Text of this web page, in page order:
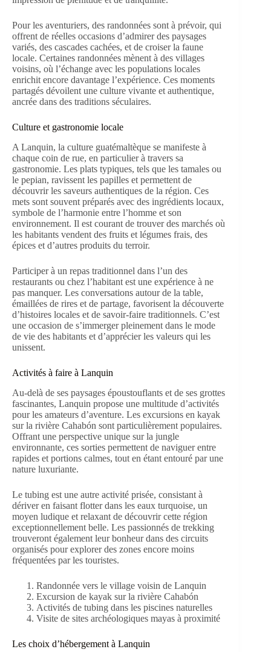
Pour les aventuriers, des randonnées sont à prévoir, qui
offrent de réelles occasions d’admirer des paysages
variés, des cascades cachées, et de croiser la faune
locale. Certaines randonnées mènent à des villages
voisins, où l’échange avec les populations locales
enrichit encore davantage l’expérience. Ces moments
partagés dévoilent une culture vivante et authentique,
ancrée dans des traditions séculaires.
Culture et gastronomie locale
A Lanquin, la culture guatémaltèque se manifeste à
chaque coin de rue, en particulier à travers sa
gastronomie. Les plats typiques, tels que les tamales ou
le pepian, ravissent les papilles et permettent de
découvrir les saveurs authentiques de la région. Ces
mets sont souvent préparés avec des ingrédients locaux,
symbole de l’harmonie entre l’homme et son
environnement. Il est courant de trouver des marchés où
les habitants vendent des fruits et légumes frais, des
épices et d’autres produits du terroir.
Participer à un repas traditionnel dans l’un des
restaurants ou chez l’habitant est une expérience à ne
pas manquer. Les conversations autour de la table,
émaillées de rires et de partage, favorisent la découverte
d’histoires locales et de savoir-faire traditionnels. C’est
une occasion de s’immerger pleinement dans le mode
de vie des habitants et d’apprécier les valeurs qui les
unissent.
Activités à faire à Lanquin
Au-delà de ses paysages époustouflants et de ses grottes
fascinantes, Lanquin propose une multitude d’activités
pour les amateurs d’aventure. Les excursions en kayak
sur la rivière Cahabón sont particulièrement populaires.
Offrant une perspective unique sur la jungle
environnante, ces sorties permettent de naviguer entre
rapides et portions calmes, tout en étant entouré par une
nature luxuriante.
Le tubing est une autre activité prisée, consistant à
dériver en faisant flotter dans les eaux turquoise, un
moyen ludique et relaxant de découvrir cette région
exceptionnellement belle. Les passionnés de trekking
trouveront également leur bonheur dans des circuits
organisés pour explorer des zones encore moins
fréquentées par les touristes.
Randonnée vers le village voisin de Lanquin
Excursion de kayak sur la rivière Cahabón
Activités de tubing dans les piscines naturelles
Visite de sites archéologiques mayas à proximité
Les choix d’hébergement à Lanquin